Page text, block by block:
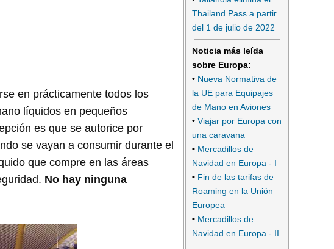
en prácticamente todos los
líquidos en pequeños
es que se autorice por
se vayan a consumir durante el
que compre en las áreas
No hay ninguna
Thailand Pass a partir
del 1 de julio de 2022
Noticia más leída
sobre Europa:
• Nueva Normativa de
la UE para Equipajes
de Mano en Aviones
• Viajar por Europa con
una caravana
• Mercadillos de
Navidad en Europa - I
• Fin de las tarifas de
Roaming en la Unión
Europea
• Mercadillos de
Navidad en Europa - II